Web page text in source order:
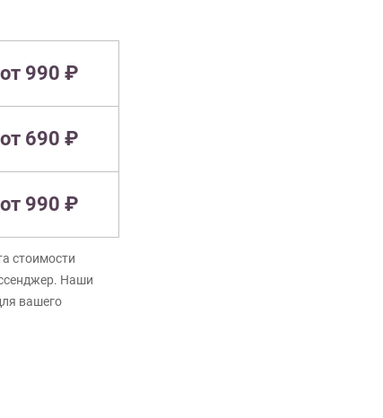
от 990 ₽
от 690 ₽
от 990 ₽
стоимости
Наши
вашего